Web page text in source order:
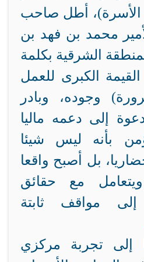
الأسرة)، أطل صاحب
محمد بن فهد بن
الشرقية بكلمة
الكبرى للعمل
وجوده، وبادر
إلى دعمه ماليا
بأنه ليس شيئا
بل أصبح واقعا
مع حقائق
إلى مواقف ثابتة
إلى تجربة مركزي